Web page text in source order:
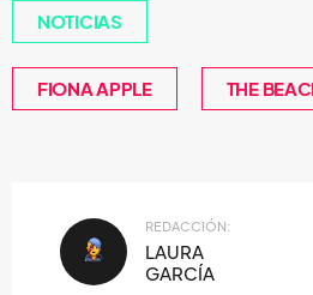
NOTICIAS
FIONA APPLE THE
REDACCIÓN:
LAURA
GARCÍA